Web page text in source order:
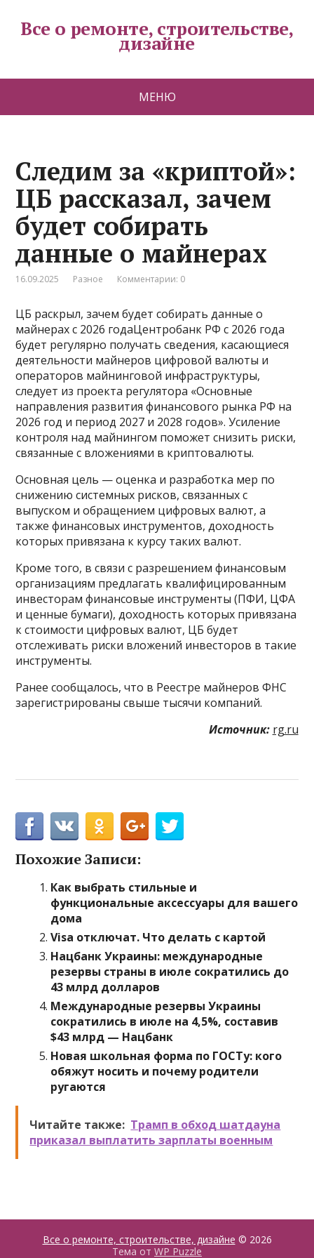
Все о ремонте, строительстве,
дизайне
МЕНЮ
Следим за «криптой»:
ЦБ рассказал, зачем
будет собирать
данные о майнерах
16.09.2025 Разное Комментарии: 0
ЦБ раскрыл, зачем будет собирать данные о
майнерах с 2026 годаЦентробанк РФ с 2026 года
будет регулярно получать сведения, касающиеся
деятельности майнеров цифровой валюты и
операторов майнинговой инфраструктуры,
следует из проекта регулятора «Основные
направления развития финансового рынка РФ на
2026 год и период 2027 и 2028 годов». Усиление
контроля над майнингом поможет снизить риски,
связанные с вложениями в криптовалюты.
Основная цель — оценка и разработка мер по
снижению системных рисков, связанных с
выпуском и обращением цифровых валют, а
также финансовых инструментов, доходность
которых привязана к курсу таких валют.
Кроме того, в связи с разрешением финансовым
организациям предлагать квалифицированным
инвесторам финансовые инструменты (ПФИ, ЦФА
и ценные бумаги), доходность которых привязана
к стоимости цифровых валют, ЦБ будет
отслеживать риски вложений инвесторов в такие
инструменты.
Ранее сообщалось, что в Реестре майнеров ФНС
зарегистрированы свыше тысячи компаний.
Источник: rg.ru
Похожие Записи:
Как выбрать стильные и
функциональные аксессуары для вашего
дома
Visa отключат. Что делать с картой
Нацбанк Украины: международные
резервы страны в июле сократились до
43 млрд долларов
Международные резервы Украины
сократились в июле на 4,5%, составив
$43 млрд — Нацбанк
Новая школьная форма по ГОСТу: кого
обяжут носить и почему родители
ругаются
Читайте также: Трамп в обход шатдауна
приказал выплатить зарплаты военным
Все о ремонте, строительстве, дизайне © 2026
Тема от WP Puzzle